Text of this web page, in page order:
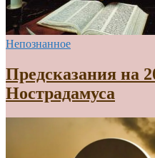
Непознанное
Предсказания на
Нострадамуса